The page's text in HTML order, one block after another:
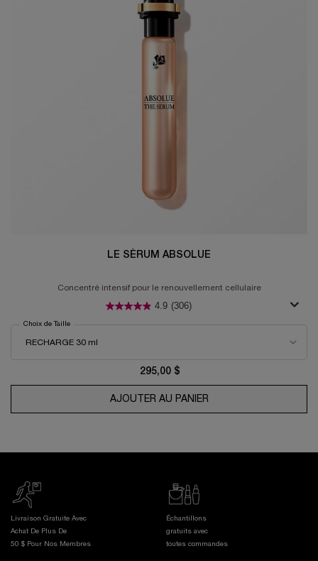
LE SÉRUM ABSOLUE
Concentré intensif pour le renouvellement cellulaire
4.9 (306)
Choix de Taille
295,00 $
AJOUTER AU PANIERLE SÉRUM ABSOLUE
Livraison Gratuite Avec
Achat De Plus De
50 $ Pour Nos Membres
Échantillons
gratuits avec
toutes commandes